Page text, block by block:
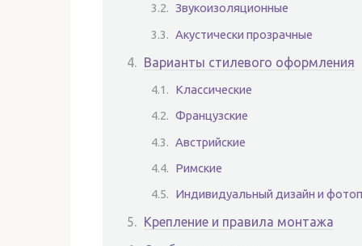
Звукоизоляционные
Акустически прозрачные
Варианты стилевого оформления
Классические
Французские
Австрийские
Римские
Индивидуальный дизайн и
Крепление и правила монтажа